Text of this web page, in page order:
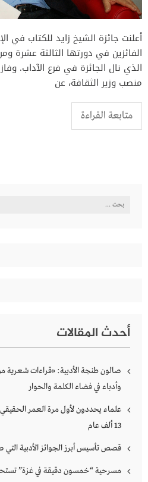
أعلنت جائزة الشيخ زايد للكتاب في
الفائزين في دورتها الثالثة عشرة
الذي نال الجائزة في فرع الآداب.
منصب وزير الثقافة، عن
متابعة القراءة
البحث
أحدث المقالات
صالون طنجة الأدبية: «قراءات
وأدباء في فضاء الكلمة والحوار
علماء يحددون لأول مرة العمر
13 ألف عام
قصص تأسيس أبرز الجوائز الأدبية التي
مسرحية “خمسون دقيقة في غزة”